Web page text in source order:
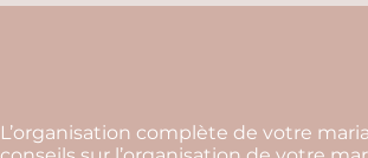
L’organisation complète de votre